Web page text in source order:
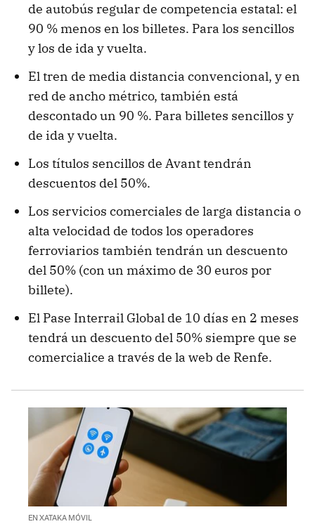
de autobús regular de competencia estatal: el
90 % menos en los billetes. Para los sencillos
y los de ida y vuelta.
El tren de media distancia convencional, y en
red de ancho métrico, también está
descontado un 90 %. Para billetes sencillos y
de ida y vuelta.
Los títulos sencillos de Avant tendrán
descuentos del 50%.
Los servicios comerciales de larga distancia o
alta velocidad de todos los operadores
ferroviarios también tendrán un descuento
del 50% (con un máximo de 30 euros por
billete).
El Pase Interrail Global de 10 días en 2 meses
tendrá un descuento del 50% siempre que se
comercialice a través de la web de Renfe.
EN XATAKA MÓVIL